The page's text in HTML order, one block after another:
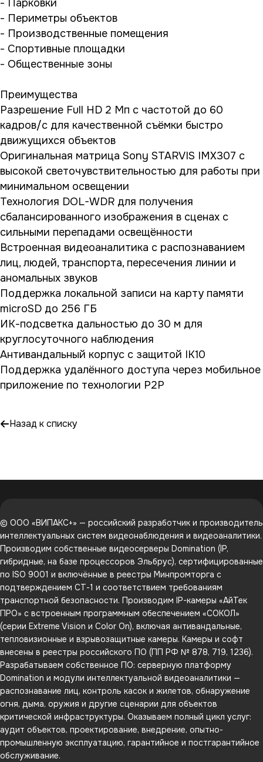
- Парковки
- Периметры объектов
- Производственные помещения
- Спортивные площадки
- Общественные зоны
Преимущества
Разрешение Full HD 2 Мп с частотой до 60
кадров/с для качественной съёмки быстро
движущихся объектов
Оригинальная матрица Sony STARVIS IMX307 с
высокой светочувствительностью для работы при
минимальном освещении
Технология DOL-WDR для получения
сбалансированного изображения в сценах с
сильными перепадами освещённости
Встроенная видеоаналитика с распознаванием
лиц, людей, транспорта, пересечения линии и
аномальных звуков
Поддержка локальной записи на карту памяти
microSD до 256 ГБ
ИК-подсветка дальностью до 30 м для
круглосуточного наблюдения
Антивандальный корпус с защитой IK10
Поддержка удалённого доступа через мобильное
приложение по технологии P2P
Назад к списку
© ООО «ВИПАКС+» — российский разработчик и производитель
интеллектуальных систем видеонаблюдения и видеоаналитики.
Производим собственные видеосерверы Domination (IP,
гибридные, на базе процессоров Эльбрус), сертифицированные
по ISO 9001 и включённые в реестры Минпромторга с
подтверждением СТ-1 и соответствием требованиям
транспортной безопасности. Производим IP-камеры «АйТек
ПРО» с встроенным программным обеспечением «СОКОЛ»
(серии Extreme Vision и Color On), включая антивандальные,
тепловизионные и взрывозащитные камеры. Камеры и софт
внесены в реестры российского ПО (ПП РФ № 878, 719, 1236).
Разрабатываем собственное ПО: серверную платформу
Domination и модули интеллектуальной видеоаналитики —
распознавание лиц, контроль касок и жилетов, обнаружение
огня, дыма, оружия и другие сценарии для объектов
критической инфраструктуры. Оказываем полный цикл услуг:
аудит объектов, проектирование, внедрение, опытно-
промышленную эксплуатацию, гарантийное и постгарантийное
обслуживание.